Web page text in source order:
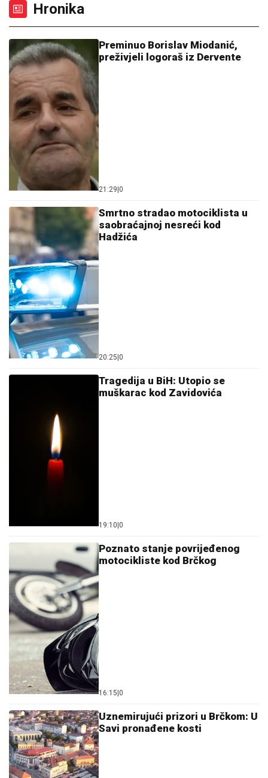
Hronika
Preminuo Borislav Miodanić,
preživjeli logoraš iz Dervente
21:29 0
Smrtno stradao motociklista u
saobraćajnoj nesreći kod
Hadžića
20:25 0
Tragedija u BiH: Utopio se
muškarac kod Zavidovića
19:10 0
Poznato stanje povrijeđenog
motocikliste kod Brčkog
16:15 0
Uznemirujući prizori u Brčkom: U
Savi pronađene kosti